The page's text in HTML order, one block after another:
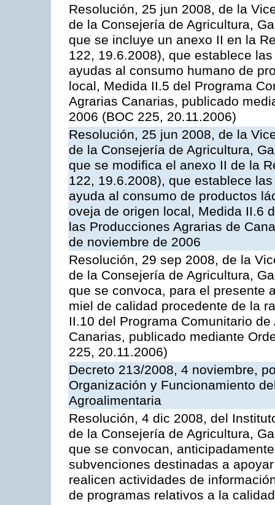
Resolución, 25 jun 2008, de la
de la Consejería de Agricultura,
que se incluye un anexo II en la
122, 19.6.2008), que establece
ayudas al consumo humano de
local, Medida II.5 del Programa
Agrarias Canarias, publicado
2006 (BOC 225, 20.11.2006)
Resolución, 25 jun 2008, de la
de la Consejería de Agricultura,
que se modifica el anexo II de la
122, 19.6.2008), que establece
ayuda al consumo de productos
oveja de origen local, Medida II.6
las Producciones Agrarias de
de noviembre de 2006
Resolución, 29 sep 2008, de la
de la Consejería de Agricultura,
que se convoca, para el presente
miel de calidad procedente de la
II.10 del Programa Comunitario
Canarias, publicado mediante
225, 20.11.2006)
Decreto 213/2008, 4 noviembre,
Organización y Funcionamiento
Agroalimentaria
Resolución, 4 dic 2008, del
de la Consejería de Agricultura,
que se convocan,
subvenciones destinadas a
realicen actividades de
de programas relativos a la